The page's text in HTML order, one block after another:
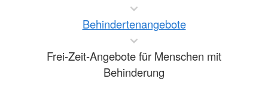
Behindertenangebote
Frei-Zeit-Angebote für Menschen mit
Behinderung